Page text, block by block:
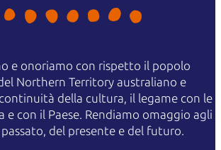
e onoriamo con rispetto il popolo
Northern Territory australiano e
della cultura, il legame con le
e con il Paese. Rendiamo omaggio agli
del presente e del futuro.